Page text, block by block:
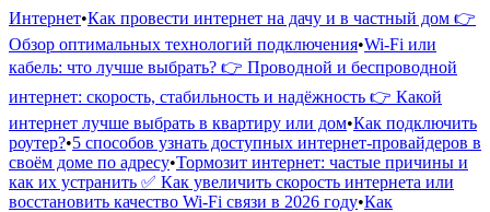
Интернет•Как провести интернет на дачу и в частный дом 👉
Обзор оптимальных технологий подключения•Wi-Fi или
кабель: что лучше выбрать? 👉 Проводной и беспроводной
интернет: скорость, стабильность и надёжность 👉 Какой
интернет лучше выбрать в квартиру или дом•Как подключить
роутер?•5 способов узнать доступных интернет-провайдеров в
своём доме по адресу•Тормозит интернет: частые причины и
как их устранить ✅ Как увеличить скорость интернета или
восстановить качество Wi-Fi связи в 2026 году•Как